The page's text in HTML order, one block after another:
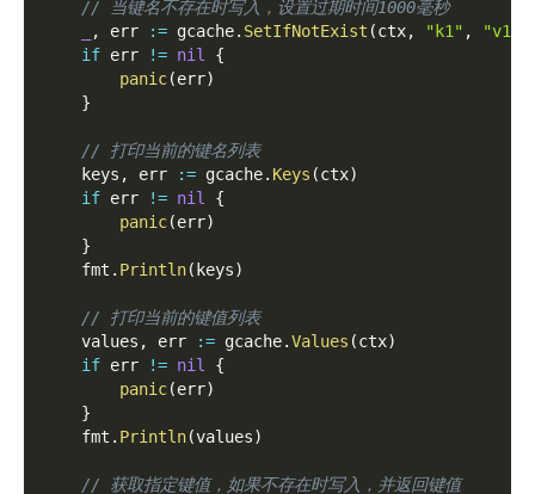
// 当键名不存在时写入，设置过期时间1000毫秒
, err := gcache. SetIfNotExist (ctx, "k1" , "v1"
if err != nil
{
panic(err)
}
// 打印当前的键名列表
    keys
, err := gcache. Keys (ctx)
if err != nil
{
panic(err)
}
    fmt
. Println( keys)
// 打印当前的键值列表
    values
, err := gcache.Values (ctx)
if err != nil
{
panic(err)
}
    fmt
. Println(values)
// 获取指定键值，如果不存在时写入，并返回键值